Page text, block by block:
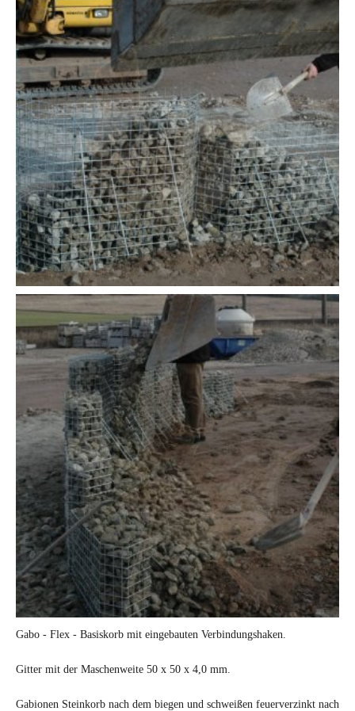
Gabo - Flex - Basiskorb mit eingebauten Verbindungshaken.
Gitter mit der Maschenweite 50 x 50 x 4,0 mm.
Gabionen Steinkorb nach dem biegen und schweißen feuerverzinkt nach